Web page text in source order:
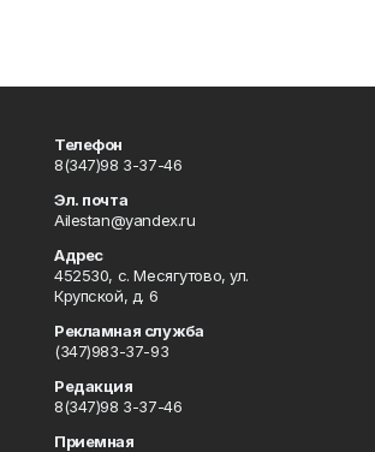
Телефон
8(347)98 3-37-46
Эл. почта
Ailestan@yandex.ru
Адрес
452530, с. Месягутово, ул.
Крупской, д. 6
Рекламная служба
(347)983-37-93
Редакция
8(347)98 3-37-46
Приемная